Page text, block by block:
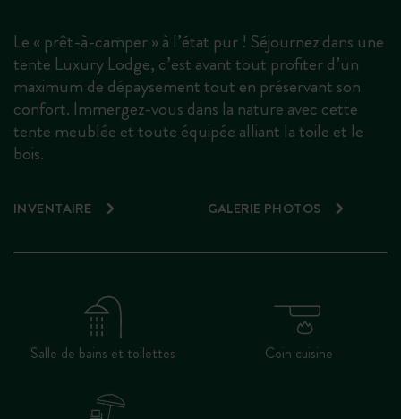
Le « prêt-à-camper » à l’état pur ! Séjournez dans une
tente Luxury Lodge, c’est avant tout profiter d’un
maximum de dépaysement tout en préservant son
confort. Immergez-vous dans la nature avec cette
tente meublée et toute équipée alliant la toile et le
bois.
INVENTAIRE GALERIE PHOTOS
Salle de bains et toilettes Coin cuisine